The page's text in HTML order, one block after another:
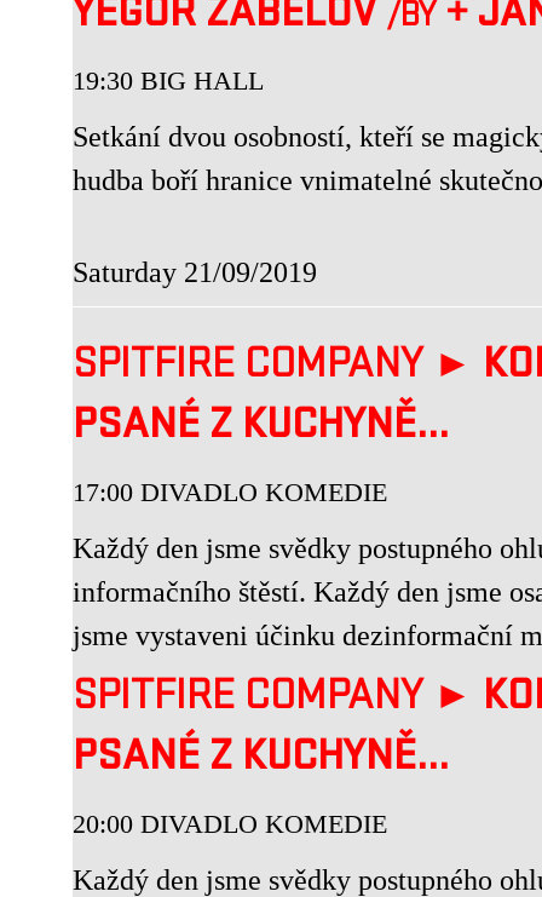
YEGOR ZABELOV /BY +
19:30 BIG HALL
Setkání dvou osobností, kteří se
hudba boří hranice vnimatelné
Saturday 21/09/2019
SPITFIRE COMPANY ►
PSANÉ Z KUCHYNĚ...
17:00 DIVADLO KOMEDIE
Každý den jsme svědky postupného
informačního štěstí. Každý den jsme
jsme vystaveni účinku dezinformační
SPITFIRE COMPANY ►
PSANÉ Z KUCHYNĚ...
20:00 DIVADLO KOMEDIE
Každý den jsme svědky postupného